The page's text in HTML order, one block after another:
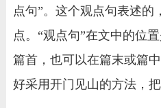
点句”。这个观点句表述的
点。“观点句”在文中的位
篇首，也可以在篇末或篇
好采用开门见山的方法，把